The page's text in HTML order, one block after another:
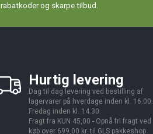
rabatkoder og skarpe tilbud.
Hurtig levering
Dag til dag levering ved bestilling af
lagervarer på hverdage inden kl. 16.00.
Fredag inden kl. 14.30.
Fragt fra KUN 45,00 - Opnå fri fragt ved
køb over 699,00 kr. til GLS pakkeshop